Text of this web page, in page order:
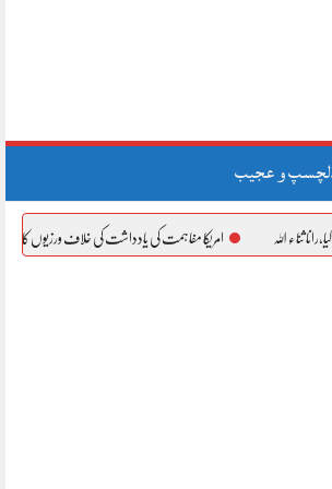
و عجیب
امریکا مفاہمت کی یادداشت کی خلاف ورزیوں کا ازالہ کرے، ایرانی